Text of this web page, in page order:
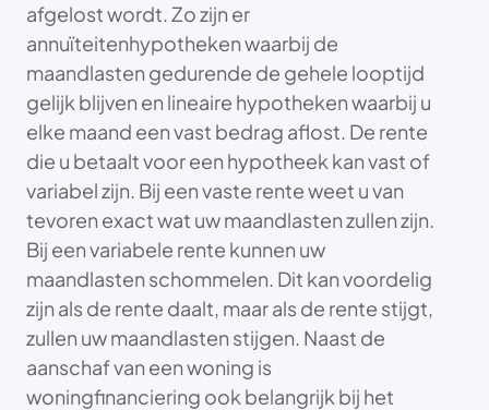
afgelost wordt. Zo zijn er
annuïteitenhypotheken waarbij de
maandlasten gedurende de gehele looptijd
gelijk blijven en lineaire hypotheken waarbij u
elke maand een vast bedrag aflost. De rente
die u betaalt voor een hypotheek kan vast of
variabel zijn. Bij een vaste rente weet u van
tevoren exact wat uw maandlasten zullen zijn.
Bij een variabele rente kunnen uw
maandlasten schommelen. Dit kan voordelig
zijn als de rente daalt, maar als de rente stijgt,
zullen uw maandlasten stijgen. Naast de
aanschaf van een woning is
woningfinanciering ook belangrijk bij het